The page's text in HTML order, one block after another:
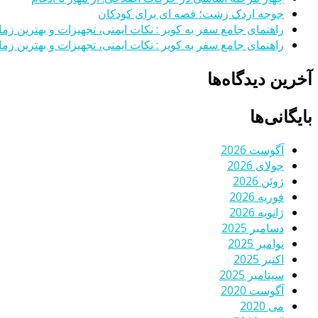
جوجه اردک زشت؛ قصه ای برای کودکان
راهنمای جامع سفر به کویر : نکات ایمنی، تجهیزات و بهترین
راهنمای جامع سفر به کویر : نکات ایمنی، تجهیزات و بهترین
آخرین دیدگاه‌ها
بایگانی‌ها
آگوست 2026
جولای 2026
ژوئن 2026
فوریه 2026
ژانویه 2026
دسامبر 2025
نوامبر 2025
اکتبر 2025
سپتامبر 2025
آگوست 2020
می 2020